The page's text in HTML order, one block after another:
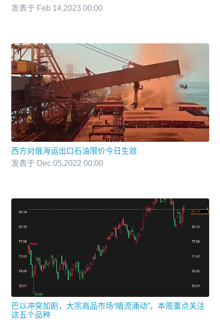
发表于 Feb 14,2023 00:00
西方对俄海运出口石油限价今日生效
发表于 Dec 05,2022 00:00
巴以冲突加剧，大宗商品市场“暗流涌动”，本周重点关注
这五个品种